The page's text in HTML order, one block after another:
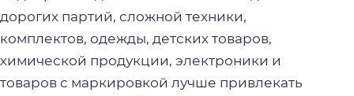
дорогих партий, сложной техники,
комплектов, одежды, детских товаров,
химической продукции, электроники и
товаров с маркировкой лучше привлекать